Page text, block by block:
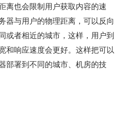
离也会限制用户获取内容的速
器与用户的物理距离，可以反向
或者相近的城市，这样，用户到
和响应速度会更好。这样把可以
部署到不同的城市、机房的技